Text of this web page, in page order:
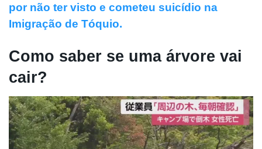
por não ter visto e cometeu suicídio na
Imigração de Tóquio.
Como saber se uma árvore vai
cair?